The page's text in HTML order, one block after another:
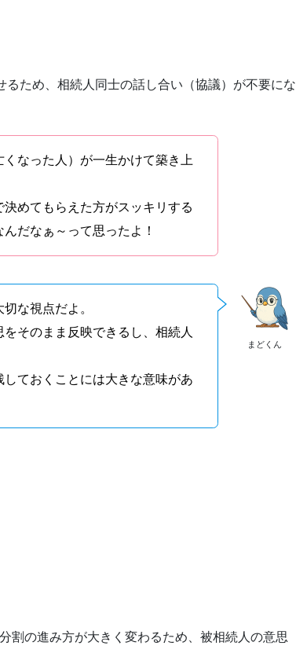
るため、相続人同士の話し合い（協議）が不要にな
なった人）が一生かけて築き上
めてもらえた方がスッキリする
だなぁ～って思ったよ！
まどくん
な視点だよ。
そのまま反映できるし、相続人
ておくことには大きな意味があ
割の進み方が大きく変わるため、被相続人の意思